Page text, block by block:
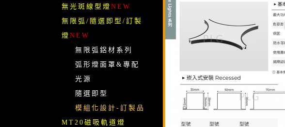
無光斑線型燈 NEW
無限弧/隨選即型/訂製
燈 NEW
無限弧鋁材系列
弧形燈面罩&專配
光源
隨選即型
模組化設計-訂製品
MT20磁吸軌道燈